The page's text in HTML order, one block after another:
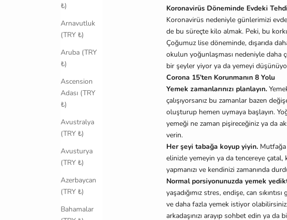
₺)
Arnavutluk
(TRY ₺)
Aruba (TRY
₺)
Ascension
Adası (TRY
₺)
Avustralya
(TRY ₺)
Avusturya
(TRY ₺)
Azerbaycan
(TRY ₺)
Bahamalar
Koronavirüs Döneminde Evdeki
Koronavirüs nedeniyle günlerimizi
de bu süreçte kilo almak. Peki, bu
Çoğumuz lise döneminde, dışarıda
okulun yoğunlaşması nedeniyle daha
bir şeyler yiyor ya da yemeyi
Corona 15’ten Korunmanın 8 Yolu
Yemek zamanlarınızı planlayın.
çalışıyorsanız bu zamanlar bazen
oluşturup hemen uymaya başlayın.
yemeği ne zaman pişireceğiniz ya da
verin.
Her şeyi tabağa koyup yiyin. Mutfağa
elinizle yemeyin ya da tencereye çatal,
yapmanızı ve kendinizi zamanında
Normal porsiyonunuzda yemek
yaşadığımız stres, endişe, can
ve daha fazla yemek istiyor
arkadaşınızı arayıp sohbet edin ya